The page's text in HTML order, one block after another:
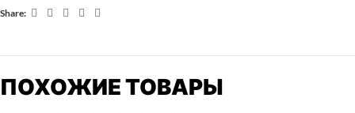
Share:
ПОХОЖИЕ ТОВАРЫ